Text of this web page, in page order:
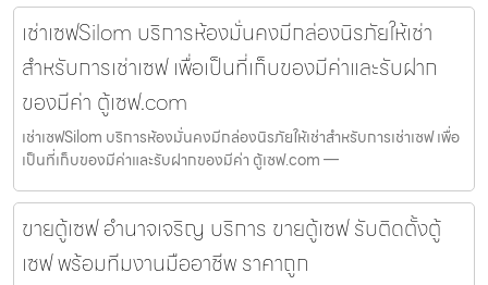
เช่าเซฟSilom บริการห้องมั่นคงมีกล่องนิรภัยให้เช่า
สำหรับการเช่าเซฟ เพื่อเป็นที่เก็บของมีค่าและรับฝาก
ของมีค่า ตู้เซฟ.com
เช่าเซฟSilom บริการห้องมั่นคงมีกล่องนิรภัยให้เช่าสำหรับการเช่าเซฟ เพื่อ
เป็นที่เก็บของมีค่าและรับฝากของมีค่า ตู้เซฟ.com —
ขายตู้เซฟ อำนาจเจริญ บริการ ขายตู้เซฟ รับติดตั้งตู้
เซฟ พร้อมทีมงานมืออาชีพ ราคาถูก